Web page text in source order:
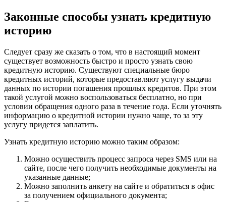
Законные способы узнать кредитную
историю
Следует сразу же сказать о том, что в настоящий момент
существует возможность быстро и просто узнать свою
кредитную историю. Существуют специальные бюро
кредитных историй, которые предоставляют услугу выдачи
данных по истории погашения прошлых кредитов. При этом
такой услугой можно воспользоваться бесплатно, но при
условии обращения одного раза в течение года. Если уточнять
информацию о кредитной истории нужно чаще, то за эту
услугу придется заплатить.
Узнать кредитную историю можно таким образом:
Можно осуществить процесс запроса через SMS или на
сайте, после чего получить необходимые документы на
указанные данные;
Можно заполнить анкету на сайте и обратиться в офис
за получением официального документа;